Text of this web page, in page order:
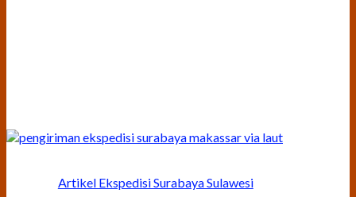
Artikel Ekspedisi Surabaya Sulawesi